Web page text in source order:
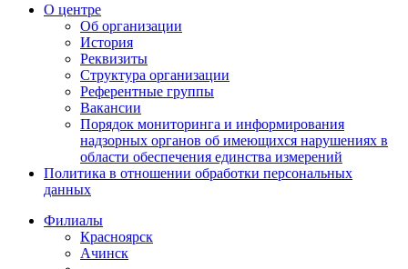
О центре
Об организации
История
Реквизиты
Структура организации
Референтные группы
Вакансии
Порядок мониторинга и информирования
надзорных органов об имеющихся нарушениях в
области обеспечения единства измерений
Политика в отношении обработки персональных
данных
Филиалы
Красноярск
Ачинск